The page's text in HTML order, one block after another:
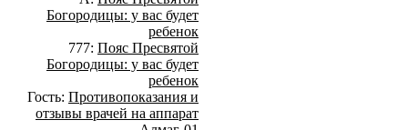
Богородицы: у вас будет
ребенок
777: Пояс Пресвятой
Богородицы: у вас будет
ребенок
Гость: Противопоказания и
отзывы врачей на аппарат